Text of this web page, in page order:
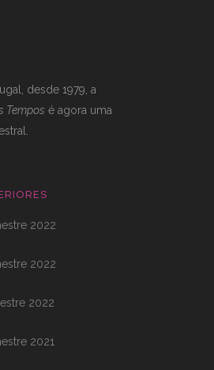
desde 1979, a
Tempos é agora uma
2022
2022
2022
2021